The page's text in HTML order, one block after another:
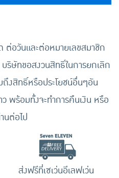
ต่อวันและต่อหมายเลขสมาชิก
ริษัทขอสงวนสิทธิ์ในการยกเลิก
งสิทธิ์หรือประโยชน์อื่นๆอัน
พร้อมทั้งจะทำการคืนเงิน หรือ
นต่อไป
ส่งฟรีที่เซเว่นอีเลฟเว่น